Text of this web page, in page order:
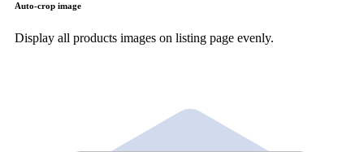
Auto-crop image
Display all products images on listing page evenly.